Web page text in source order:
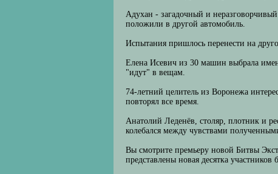
Адухан - загадочный и
положили в другой автомобиль.
Испытания пришлось перенести на
Елена Исевич из 30 машин выбрала
"идут" в вещам.
74-летний целитель из Воронежа
повторял все время.
Анатолий Леденёв, столяр, плотник и
колебался между чувствами
Вы смотрите премьеру новой Битвы
представлены новая десятка участников